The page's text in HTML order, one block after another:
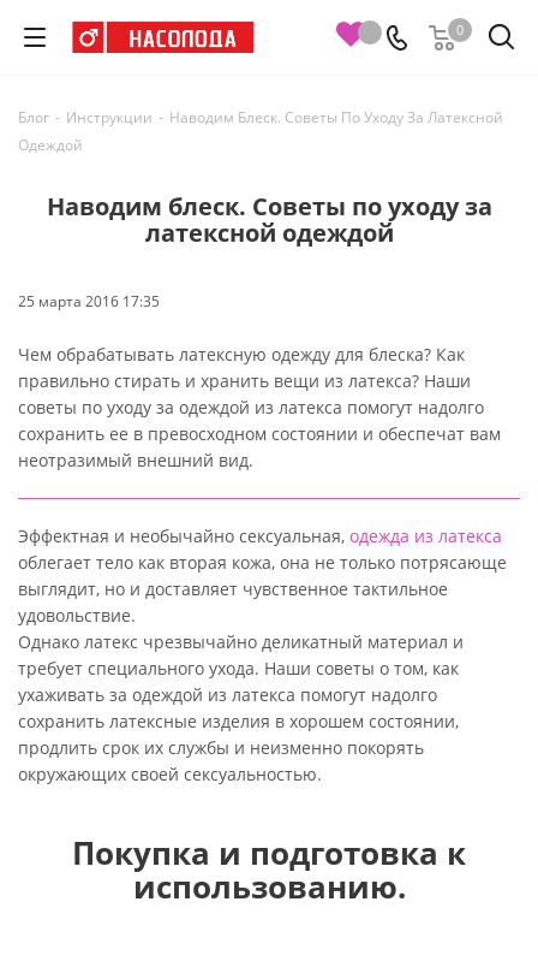
0
Блог - Инструкции - Наводим Блеск. Советы По Уходу За Латексной
Одеждой
Наводим блеск. Советы по уходу за
латексной одеждой
25 марта 2016 17:35
Чем обрабатывать латексную одежду для блеска? Как
правильно стирать и хранить вещи из латекса? Наши
советы по уходу за одеждой из латекса помогут надолго
сохранить ее в превосходном состоянии и обеспечат вам
неотразимый внешний вид.
Эффектная и необычайно сексуальная, одежда из латекса
облегает тело как вторая кожа, она не только потрясающе
выглядит, но и доставляет чувственное тактильное
удовольствие.
Однако латекс чрезвычайно деликатный материал и
требует специального ухода. Наши советы о том, как
ухаживать за одеждой из латекса помогут надолго
сохранить латексные изделия в хорошем состоянии,
продлить срок их службы и неизменно покорять
окружающих своей сексуальностью.
Покупка и подготовка к
использованию.